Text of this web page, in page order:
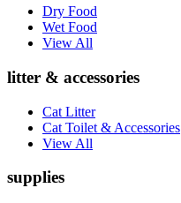
Dry Food
Wet Food
View All
litter & accessories
Cat Litter
Cat Toilet & Accessories
View All
supplies